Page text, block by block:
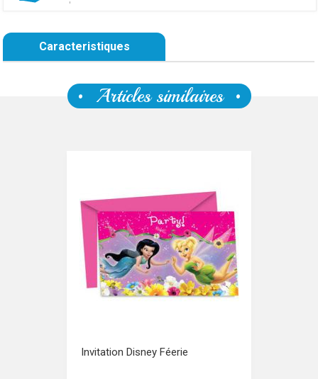
Caracteristiques
Articles similaires
Invitation Disney Féerie